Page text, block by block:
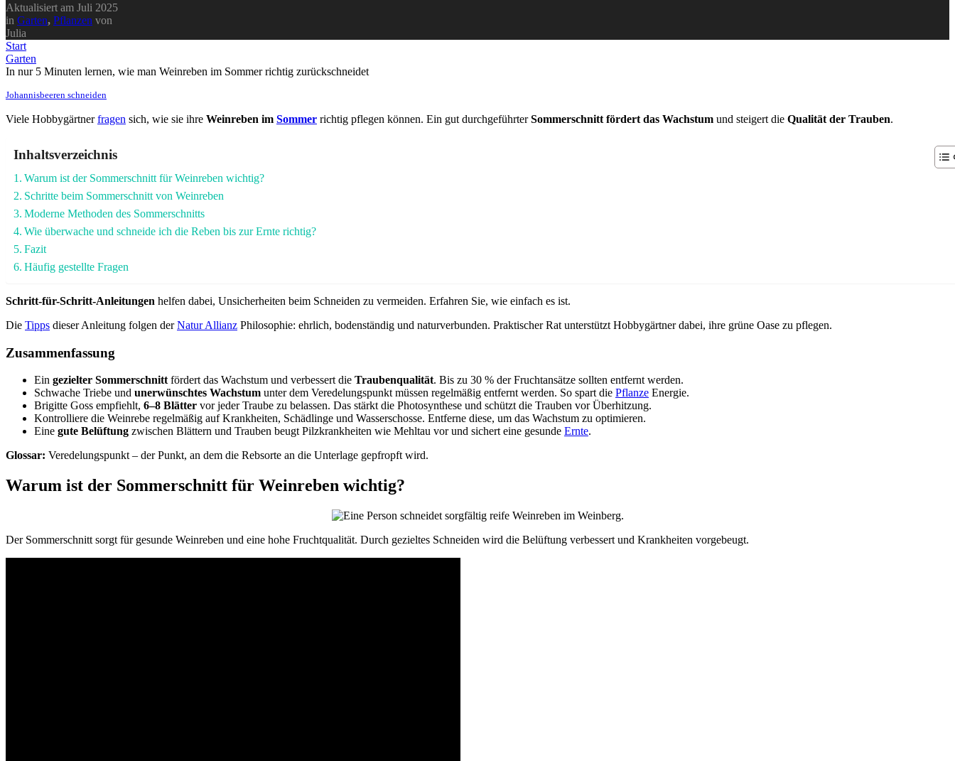
Aktualisiert am Juli 2025
in Garten, Pflanzen von
Julia
Start
Garten
In nur 5 Minuten lernen, wie man Weinreben im Sommer richtig zurückschneidet
Johannisbeeren schneiden
Viele Hobbygärtnerfragen sich, wie sie ihre Weinreben im Sommer richtig pflegen können. Ein gut durchgeführterSommerschnitt fördert das Wachstum und steigert die Qualität der Trauben.
Inhaltsverzeichnis
Warum ist der Sommerschnitt für Weinreben wichtig?
Schritte beim Sommerschnitt von Weinreben
Moderne Methoden des Sommerschnitts
Wie überwache und schneide ich die Reben bis zur Ernte richtig?
Fazit
Häufig gestellte Fragen
Schritt-für-Schritt-Anleitungen helfen dabei, Unsicherheiten beim Schneiden zu vermeiden. Erfahren Sie, wie einfach es ist.
Die Tipps dieser Anleitung folgen derNatur Allianz Philosophie: ehrlich, bodenständig und naturverbunden. Praktischer Rat unterstützt Hobbygärtner dabei, ihre grüne Oase zu pflegen.
Zusammenfassung
Ein gezielter Sommerschnitt fördert das Wachstum und verbessert die Traubenqualität. Bis zu 30 % der Fruchtansätze sollten entfernt werden.
Schwache Triebe und unerwünschtes Wachstum unter dem Veredelungspunkt müssen regelmäßig entfernt werden. So spart die Pflanze Energie.
Brigitte Goss empfiehlt, 6–8 Blätter vor jeder Traube zu belassen. Das stärkt die Photosynthese und schützt die Trauben vor Überhitzung.
Kontrolliere die Weinrebe regelmäßig auf Krankheiten, Schädlinge und Wasserschosse. Entferne diese, um das Wachstum zu optimieren.
Eine gute Belüftung zwischen Blättern und Trauben beugt Pilzkrankheiten wie Mehltau vor und sichert eine gesunde Ernte.
Glossar: Veredelungspunkt – der Punkt, an dem die Rebsorte an die Unterlage gepfropft wird.
Warum ist der Sommerschnitt für Weinreben wichtig?
Der Sommerschnitt sorgt für gesunde Weinreben und eine hohe Fruchtqualität. Durch gezieltes Schneiden wird die Belüftung verbessert und Krankheiten vorgebeugt.